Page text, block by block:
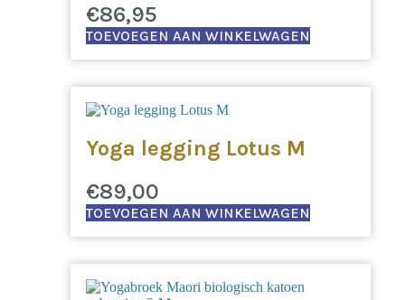
€86,95
TOEVOEGEN AAN WINKELWAGEN
Yoga legging Lotus M
€89,00
TOEVOEGEN AAN WINKELWAGEN